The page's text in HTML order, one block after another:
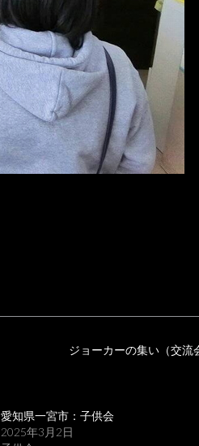
ジョーカーの集い（交流
愛知県一宮市：子供会
2025年3月2日